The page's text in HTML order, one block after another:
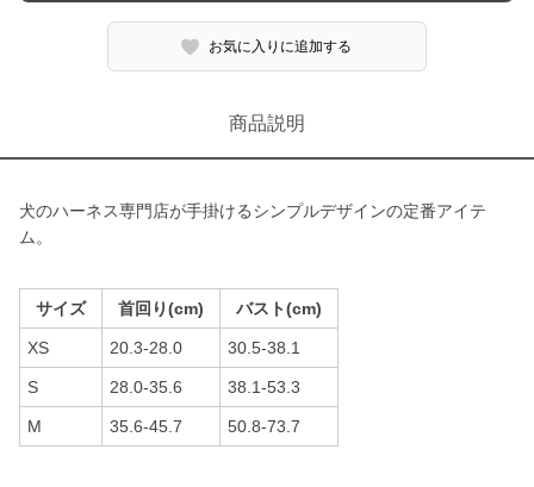
お気に入りに追加する
商品説明
犬のハーネス専門店が手掛けるシンプルデザインの定番アイテ
ム。
サイズ 首回り(cm) バスト(cm)
XS 20.3-28.0 30.5-38.1
S 28.0-35.6 38.1-53.3
M 35.6-45.7 50.8-73.7